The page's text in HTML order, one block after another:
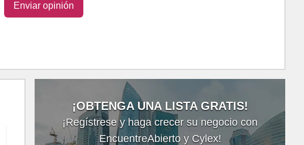
Enviar opinión
¡OBTENGA UNA LISTA GRATIS!
¡Regístrese y haga crecer su negocio con
EncuentreAbierto y Cylex!